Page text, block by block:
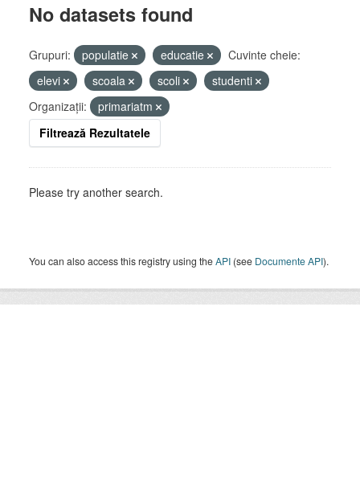
No datasets found
Grupuri: populatie educatie
Cuvinte cheie:
elevi
scoala scoli
studenti
Organizații:
primariatm
Filtrează Rezultatele
Please try another search.
You can also access this registry using theAPI (see Documente API).